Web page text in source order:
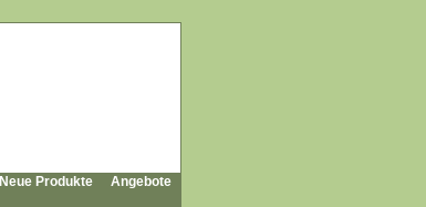
Neue Produkte Angebote